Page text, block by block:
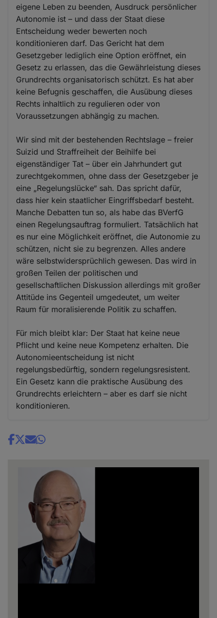
eigene Leben zu beenden, Ausdruck persönlicher
Autonomie ist – und dass der Staat diese
Entscheidung weder bewerten noch
konditionieren darf. Das Gericht hat dem
Gesetzgeber lediglich eine Option eröffnet, ein
Gesetz zu erlassen, das die Gewährleistung dieses
Grundrechts organisatorisch schützt. Es hat aber
keine Befugnis geschaffen, die Ausübung dieses
Rechts inhaltlich zu regulieren oder von
Voraussetzungen abhängig zu machen.
Wir sind mit der bestehenden Rechtslage – freier
Suizid und Straffreiheit der Beihilfe bei
eigenständiger Tat – über ein Jahrhundert gut
zurechtgekommen, ohne dass der Gesetzgeber je
eine „Regelungslücke“ sah. Das spricht dafür,
dass hier kein staatlicher Eingriffsbedarf besteht.
Manche Debatten tun so, als habe das BVerfG
einen Regelungsauftrag formuliert. Tatsächlich hat
es nur eine Möglichkeit eröffnet, die Autonomie zu
schützen, nicht sie zu begrenzen. Alles andere
wäre selbstwidersprüchlich gewesen. Das wird in
großen Teilen der politischen und
gesellschaftlichen Diskussion allerdings mit großer
Attitüde ins Gegenteil umgedeutet, um weiter
Raum für moralisierende Politik zu schaffen.
Für mich bleibt klar: Der Staat hat keine neue
Pflicht und keine neue Kompetenz erhalten. Die
Autonomieentscheidung ist nicht
regelungsbedürftig, sondern regelungsresistent.
Ein Gesetz kann die praktische Ausübung des
Grundrechts erleichtern – aber es darf sie nicht
konditionieren.
Share